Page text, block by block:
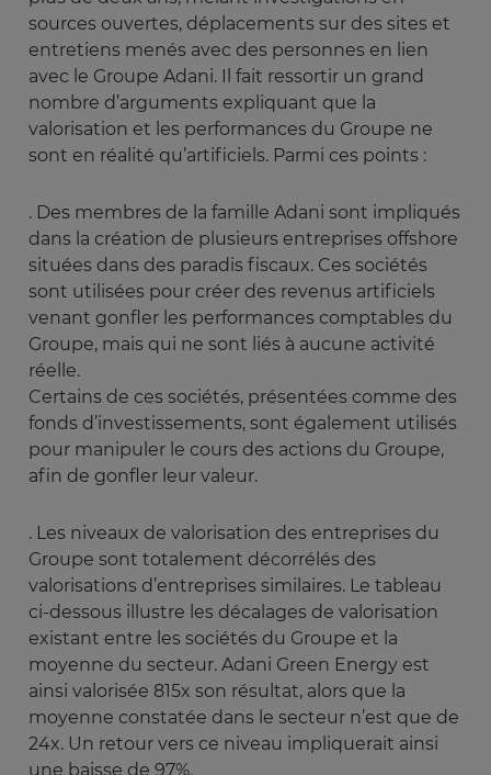
sources ouvertes, déplacements sur des sites et
entretiens menés avec des personnes en lien
avec le Groupe Adani. Il fait ressortir un grand
nombre d’arguments expliquant que la
valorisation et les performances du Groupe ne
sont en réalité qu’artificiels. Parmi ces points :
. Des membres de la famille Adani sont impliqués
dans la création de plusieurs entreprises offshore
situées dans des paradis fiscaux. Ces sociétés
sont utilisées pour créer des revenus artificiels
venant gonfler les performances comptables du
Groupe, mais qui ne sont liés à aucune activité
réelle.
Certains de ces sociétés, présentées comme des
fonds d’investissements, sont également utilisés
pour manipuler le cours des actions du Groupe,
afin de gonfler leur valeur.
. Les niveaux de valorisation des entreprises du
Groupe sont totalement décorrélés des
valorisations d’entreprises similaires. Le tableau
ci-dessous illustre les décalages de valorisation
existant entre les sociétés du Groupe et la
moyenne du secteur. Adani Green Energy est
ainsi valorisée 815x son résultat, alors que la
moyenne constatée dans le secteur n’est que de
24x. Un retour vers ce niveau impliquerait ainsi
une baisse de 97%.